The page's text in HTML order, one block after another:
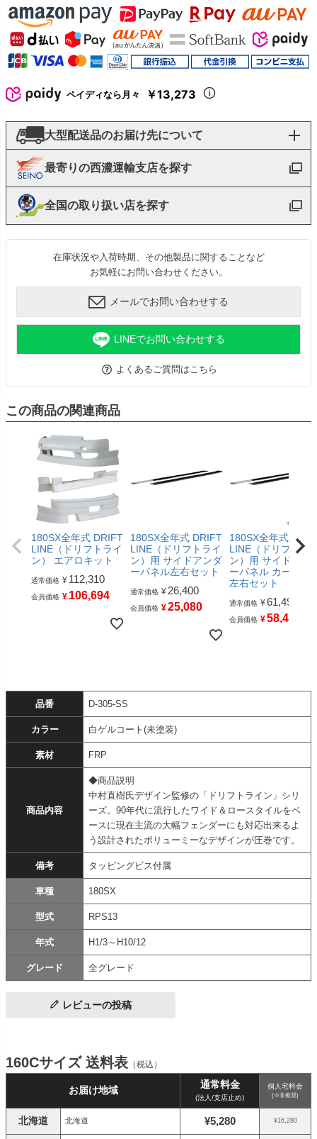
ペイディなら月々 ￥13,273
大型配送品のお届け先について
最寄りの西濃運輸支店を探す
全国の取り扱い店を探す
在庫状況や入荷時期、その他製品に関することなど
お気軽にお問い合わせください。
メールでお問い合わせする
LINEでお問い合わせする
よくあるご質問はこちら
この商品の関連商品
180SX全年式 DRIFT
LINE（ドリフトライ
ン） エアロキット
通常価格 ¥ 112,310
会員価格 ¥ 106,694
180SX全年式 DRIFT
LINE（ドリフトライ
ン）用 サイドアンダ
ーパネル左右セット
通常価格 ¥ 26,400
会員価格 ¥25,080
180SX全年式
LINE（ドリフトラ
ン）用 サイドアン
ーパネル カーボン
左右セット
通常価格 ¥61,490
会員価格 ¥58,415
品番 D-305-SS
カラー 白ゲルコート(未塗装)
素材 FRP
商品内容
◆商品説明
中村直樹氏デザイン監修の「ドリフトライン」シリ
ーズ。90年代に流行したワイド＆ロースタイルをベ
ースに現在主流の大幅フェンダーにも対応出来るよ
う設計されたボリューミーなデザインが圧巻です。
備考 タッピングビス付属
車種 180SX
型式 RPS13
年式 H1/3～H10/12
グレード 全グレード
レビューの投稿
160Cサイズ 送料表 （税込）
お届け地域 通常料金
(法人/支店止め)
個人宅料金
(※非推奨)
北海道 北海道 ¥5,280 ¥16,280